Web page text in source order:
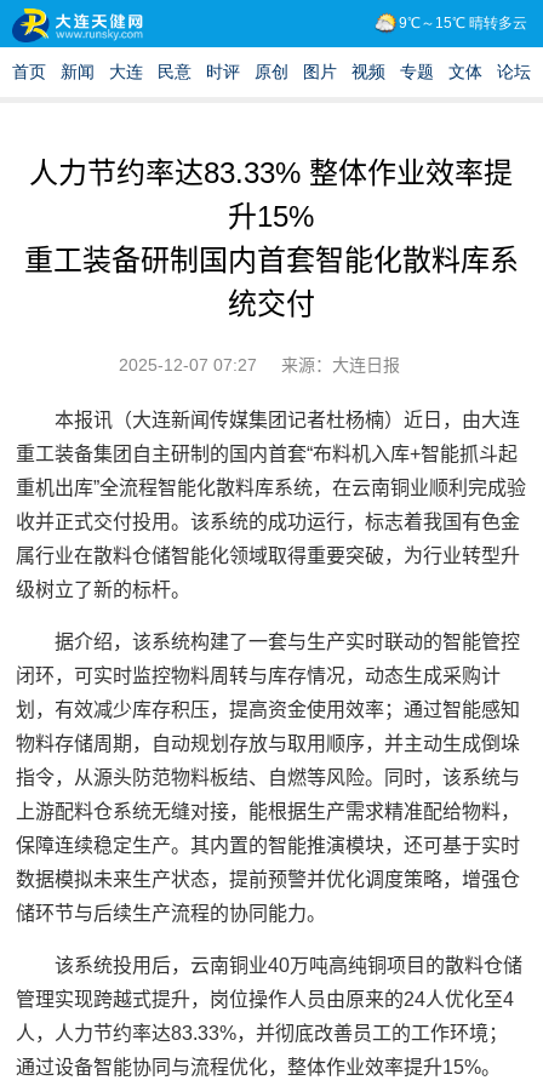
人力节约率达83.33% 整体作业效率提
升15%
重工装备研制国内首套智能化散料库系
统交付
2025-12-07 07:27 来源：大连日报
本报讯（大连新闻传媒集团记者杜杨楠）近日，由大连
重工装备集团自主研制的国内首套“布料机入库+智能抓斗起
重机出库”全流程智能化散料库系统，在云南铜业顺利完成验
收并正式交付投用。该系统的成功运行，标志着我国有色金
属行业在散料仓储智能化领域取得重要突破，为行业转型升
级树立了新的标杆。
据介绍，该系统构建了一套与生产实时联动的智能管控
闭环，可实时监控物料周转与库存情况，动态生成采购计
划，有效减少库存积压，提高资金使用效率；通过智能感知
物料存储周期，自动规划存放与取用顺序，并主动生成倒垛
指令，从源头防范物料板结、自燃等风险。同时，该系统与
上游配料仓系统无缝对接，能根据生产需求精准配给物料，
保障连续稳定生产。其内置的智能推演模块，还可基于实时
数据模拟未来生产状态，提前预警并优化调度策略，增强仓
储环节与后续生产流程的协同能力。
该系统投用后，云南铜业40万吨高纯铜项目的散料仓储
管理实现跨越式提升，岗位操作人员由原来的24人优化至4
人，人力节约率达83.33%，并彻底改善员工的工作环境；
通过设备智能协同与流程优化，整体作业效率提升15%。